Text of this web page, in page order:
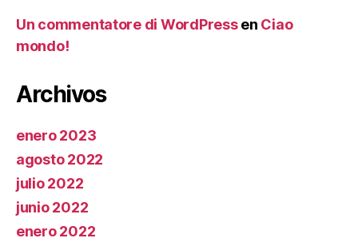
Un commentatore di WordPressen Ciao
mondo!
Archivos
enero 2023
agosto 2022
julio 2022
junio 2022
enero 2022